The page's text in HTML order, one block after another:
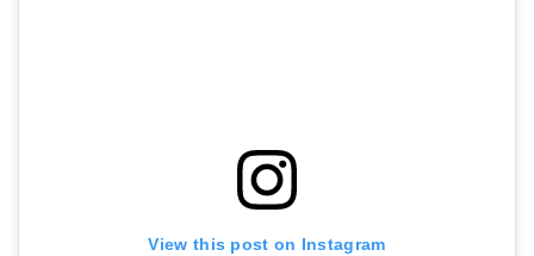
View this post on Instagram